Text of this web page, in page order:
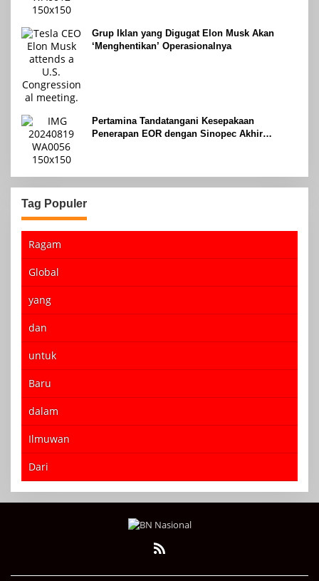
Grup Iklan yang Digugat Elon Musk Akan
‘Menghentikan’ Operasionalnya
Pertamina Tandatangani Kesepakaan
Penerapan EOR dengan Sinopec Akhir
Tag Populer
Ragam
Global
yang
dan
untuk
Baru
dalam
Ilmuwan
Dari